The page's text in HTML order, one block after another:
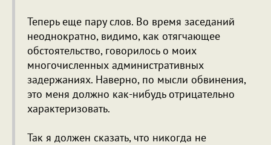
Теперь еще пару слов. Во время заседаний
неоднократно, видимо, как отягчающее
обстоятельство, говорилось о моих
многочисленных административных
задержаниях. Наверно, по мысли обвинения,
это меня должно как-нибудь отрицательно
характеризовать.
Так я должен сказать, что никогда не